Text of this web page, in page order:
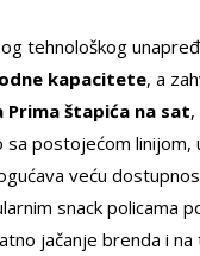
tehnološkog
kapacitete, a
Prima štapića na sat
sa postojećom linijom,
veću
snack policama
jačanje brenda i